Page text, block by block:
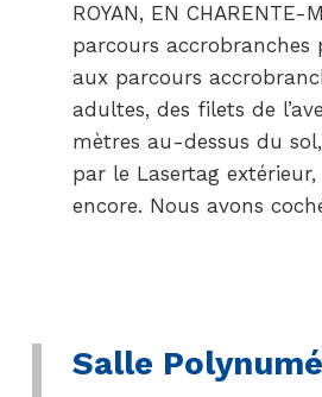
ROYAN, EN CHARENTE-
parcours accrobranches
aux parcours
adultes, des filets de
mètres au-dessus du
par le Lasertag
encore. Nous avons
Salle